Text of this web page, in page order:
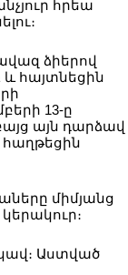
հրեա
ձիերով
և հայտնեցին
13-ը
այն դարձավ
հաղթեցին
միմյանց
Աստված